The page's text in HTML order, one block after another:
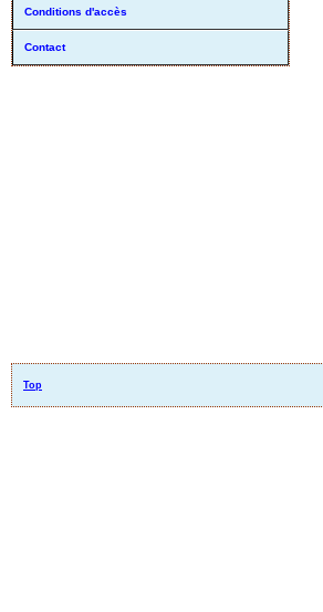
Conditions d'accès
Contact
Top